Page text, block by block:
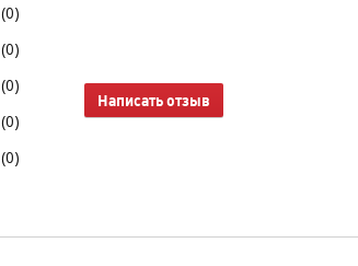
(0)
(0)
(0)
(0)
(0)
Написать отзыв